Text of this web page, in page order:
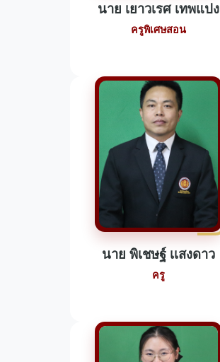
นาย เยาวเรศ เทพแปง
ครูพิเศษสอน
นาย พิเชษฐ์ เเสงดาว
ครู